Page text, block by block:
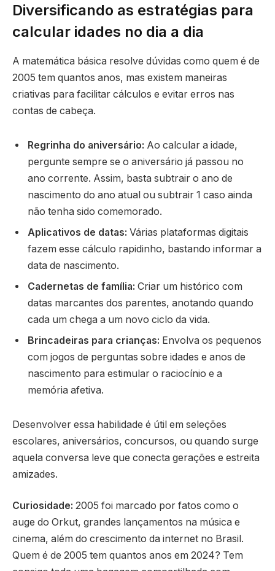
Diversificando as estratégias para
calcular idades no dia a dia
A matemática básica resolve dúvidas como quem é de
2005 tem quantos anos, mas existem maneiras
criativas para facilitar cálculos e evitar erros nas
contas de cabeça.
Regrinha do aniversário: Ao calcular a idade,
pergunte sempre se o aniversário já passou no
ano corrente. Assim, basta subtrair o ano de
nascimento do ano atual ou subtrair 1 caso ainda
não tenha sido comemorado.
Aplicativos de datas: Várias plataformas digitais
fazem esse cálculo rapidinho, bastando informar a
data de nascimento.
Cadernetas de família: Criar um histórico com
datas marcantes dos parentes, anotando quando
cada um chega a um novo ciclo da vida.
Brincadeiras para crianças: Envolva os pequenos
com jogos de perguntas sobre idades e anos de
nascimento para estimular o raciocínio e a
memória afetiva.
Desenvolver essa habilidade é útil em seleções
escolares, aniversários, concursos, ou quando surge
aquela conversa leve que conecta gerações e estreita
amizades.
Curiosidade: 2005 foi marcado por fatos como o
auge do Orkut, grandes lançamentos na música e
cinema, além do crescimento da internet no Brasil.
Quem é de 2005 tem quantos anos em 2024? Tem